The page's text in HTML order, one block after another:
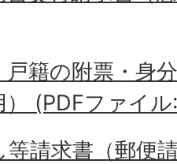
戸籍の附票・身
） (PDFファイ
等請求書（郵便